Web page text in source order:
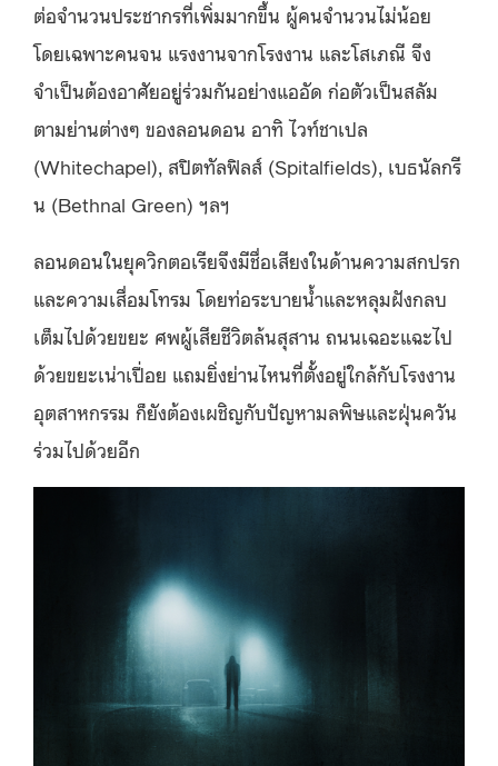
ต่อจำนวนประชากรที่เพิ่มมากขึ้น ผู้คนจำนวนไม่น้อย
โดยเฉพาะคนจน แรงงานจากโรงงาน และโสเภณี จึง
จำเป็นต้องอาศัยอยู่ร่วมกันอย่างแออัด ก่อตัวเป็นสลัม
ตามย่านต่างๆ ของลอนดอน อาทิ ไวท์ชาเปล
(Whitechapel), สปิตทัลฟิลส์ (Spitalfields), เบธนัลกรี
น (Bethnal Green) ฯลฯ
ลอนดอนในยุควิกตอเรียจึงมีชื่อเสียงในด้านความสกปรก
และความเสื่อมโทรม โดยท่อระบายน้ำและหลุมฝังกลบ
เต็มไปด้วยขยะ ศพผู้เสียชีวิตล้นสุสาน ถนนเฉอะแฉะไป
ด้วยขยะเน่าเปื่อย แถมยิ่งย่านไหนที่ตั้งอยู่ใกล้กับโรงงาน
อุตสาหกรรม ก็ยังต้องเผชิญกับปัญหามลพิษและฝุ่นควัน
ร่วมไปด้วยอีก